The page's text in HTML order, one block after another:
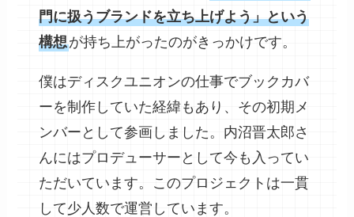
門に扱うブランドを立ち上げよう」という
構想が持ち上がったのがきっかけです。
僕はディスクユニオンの仕事でブックカバ
ーを制作していた経緯もあり、その初期メ
ンバーとして参画しました。内沼晋太郎さ
んにはプロデューサーとして今も入ってい
ただいています。このプロジェクトは一貫
して少人数で運営しています。